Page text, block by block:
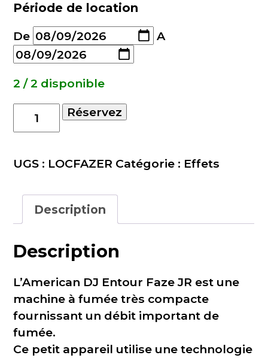
Période de location
De
A
2 / 2 disponible
quantité
machine
brouillard
entour
faze
JR
Réservez
UGS : LOCFAZER Catégorie : Effets
Description
Description
L’American DJ Entour Faze JR est une
machine à fumée très compacte
fournissant un débit important de
fumée.
Ce petit appareil utilise une technologie